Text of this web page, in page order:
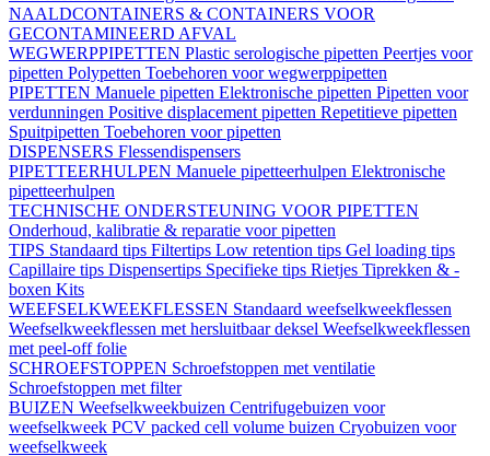
NAALDCONTAINERS & CONTAINERS VOOR
GECONTAMINEERD AFVAL
WEGWERPPIPETTEN Plastic serologische pipetten Peertjes voor
pipetten Polypetten Toebehoren voor wegwerppipetten
PIPETTEN Manuele pipetten Elektronische pipetten Pipetten voor
verdunningen Positive displacement pipetten Repetitieve pipetten
Spuitpipetten Toebehoren voor pipetten
DISPENSERS Flessendispensers
PIPETTEERHULPEN Manuele pipetteerhulpen Elektronische
pipetteerhulpen
TECHNISCHE ONDERSTEUNING VOOR PIPETTEN
Onderhoud, kalibratie & reparatie voor pipetten
TIPS Standaard tips Filtertips Low retention tips Gel loading tips
Capillaire tips Dispensertips Specifieke tips Rietjes Tiprekken & -
boxen Kits
WEEFSELKWEEKFLESSEN Standaard weefselkweekflessen
Weefselkweekflessen met hersluitbaar deksel Weefselkweekflessen
met peel-off folie
SCHROEFSTOPPEN Schroefstoppen met ventilatie
Schroefstoppen met filter
BUIZEN Weefselkweekbuizen Centrifugebuizen voor
weefselkweek PCV packed cell volume buizen Cryobuizen voor
weefselkweek